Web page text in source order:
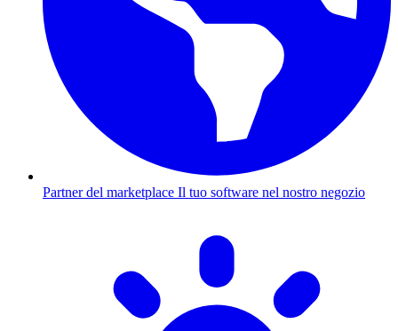
Partner del marketplace Il tuo software nel nostro negozio